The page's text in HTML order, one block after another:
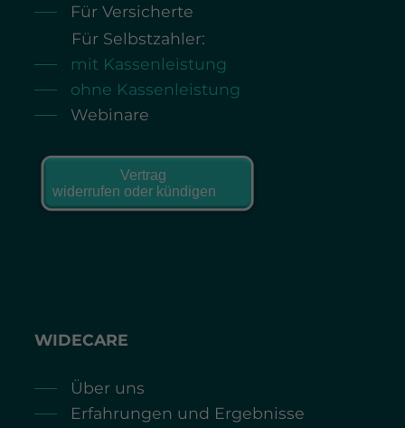
Für Versicherte
Für Selbstzahler:
mit Kassenleistung
ohne Kassenleistung
Webinare
WIDECARE
Über uns
Erfahrungen und Ergebnisse